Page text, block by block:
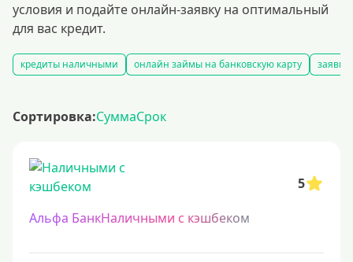
условия и подайте онлайн-заявку на оптимальный
для вас кредит.
кредиты наличными онлайн займы на банковскую карту
Сортировка:СуммаСрок
5
Альфа БанкНаличными с кэшбеком